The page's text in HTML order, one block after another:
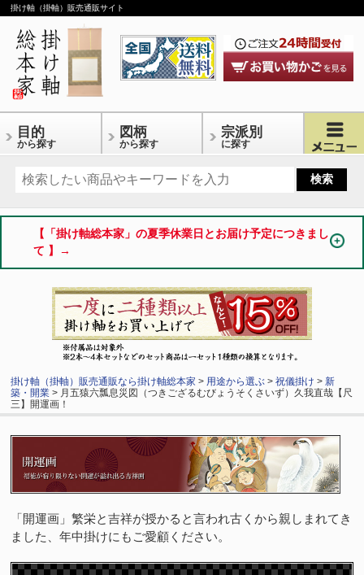
掛け軸（掛軸）販売通販サイト
目的
から探す
図柄
から探す
宗派別
に探す
【「掛け軸総本家」の夏季休業日とお届け予定につきまし
て 】→
掛け軸（掛軸）販売通販なら掛け軸総本家 > 用途から選ぶ >祝儀掛け >新
築・開業 > 月五猿六瓢息災図（つきござるむびょうそくさいず）久我直哉【尺
三】開運画！
「開運画」繁栄と吉祥が授かると言われ古くから親しまれてき
ました、年中掛けにもご愛顧ください。